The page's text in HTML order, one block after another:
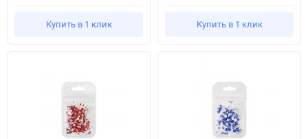
Купить в 1 клик Купить в 1 клик